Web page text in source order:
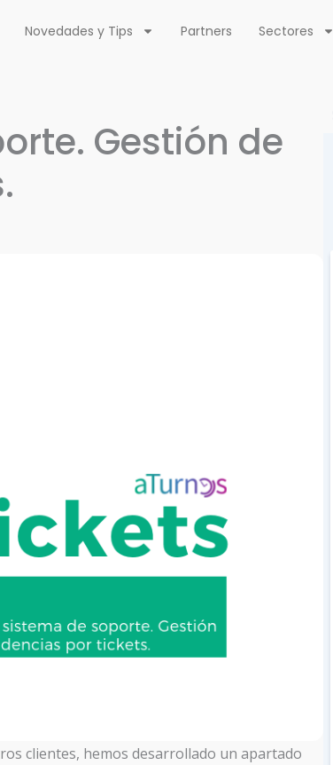
Novedades y Tips Partners Sectores
Gestión de
clientes, hemos desarrollado un apartado